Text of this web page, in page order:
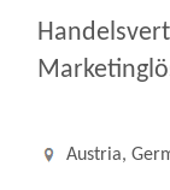
Austria,